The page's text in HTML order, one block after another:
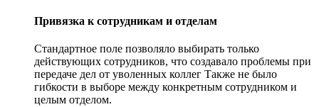
Привязка к сотрудникам и отделам
Стандартное поле позволяло выбирать только
действующих сотрудников, что создавало проблемы при
передаче дел от уволенных коллег Также не было
гибкости в выборе между конкретным сотрудником и
целым отделом.